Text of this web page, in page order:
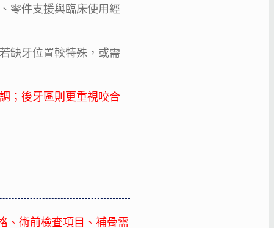
零件支援與臨床使用經
缺牙位置較特殊，或需
；後牙區則更重視咬合
、術前檢查項目、補骨需